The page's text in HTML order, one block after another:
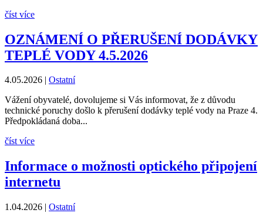
číst více
OZNÁMENÍ O PŘERUŠENÍ DODÁVKY
TEPLÉ VODY 4.5.2026
4.05.2026 | Ostatní
Vážení obyvatelé, dovolujeme si Vás informovat, že z důvodu
technické poruchy došlo k přerušení dodávky teplé vody na Praze 4.
Předpokládaná doba...
číst více
Informace o možnosti optického připojení
internetu
1.04.2026 | Ostatní